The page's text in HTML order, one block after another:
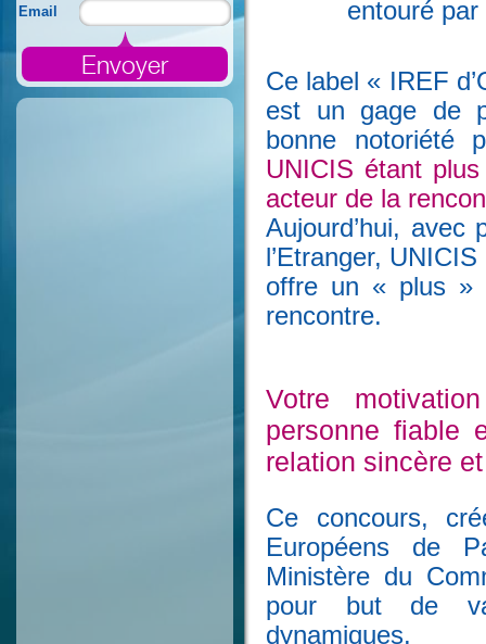
Email
entouré
Ce label « IREF
est un gage de
bonne notoriété
UNICIS étant
acteur de la
Aujourd’hui,
l’Etranger,
offre un « plus »
rencontre.
Votre
personne fiable
relation sincère
Ce concours,
Européens de
Ministère du
pour but de
dynamiques.